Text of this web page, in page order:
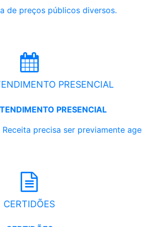
de preços públicos diversos.
PRESENCIAL
PRESENCIAL
precisa ser previamente
CERTIDÕES